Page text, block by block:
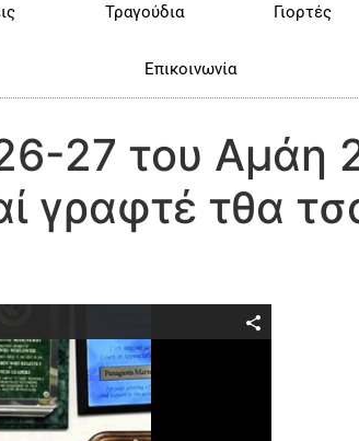
Τραγούδια Γιορτές
Επικοινωνία
26-27 του
γραφτέ τθα